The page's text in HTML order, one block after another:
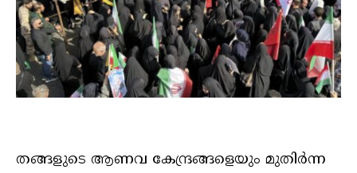
തങ്ങളുടെ ആണവ കേന്ദ്രങ്ങളെയും മുതിര്‍ന്ന